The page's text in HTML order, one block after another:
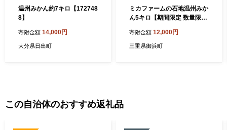
温州みかん約7キロ【172748
8】
寄附金額 14,000円
大分県日出町
ミカファームの石地温州みか
ん5キロ【期間限定 数量限定
かん 石地温州みかん デザー
ト 5kg 三重県 御浜町】
寄附金額 12,000円
三重県御浜町
この自治体のおすすめ返礼品